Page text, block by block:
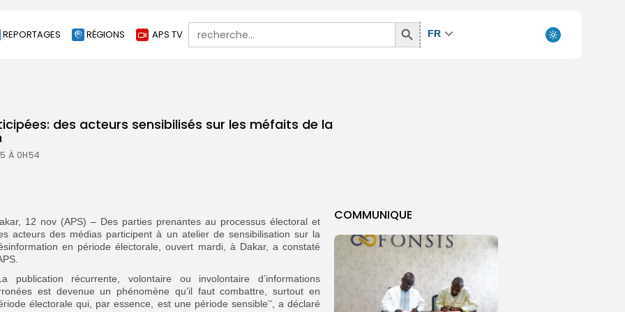
REPORTAGES RÉGIONS APS TV
Search
for:
Search
Button
FR
des acteurs sensibilisés sur les méfaits de la
À 0H54
COMMUNIQUE
12 nov (APS) – Des parties prenantes au processus électoral et
acteurs des médias participent à un atelier de sensibilisation sur la
en période électorale, ouvert mardi, à Dakar, a constaté
publication récurrente, volontaire ou involontaire d’informations
est devenue un phénomène qu’il faut combattre, surtout en
électorale qui, par essence, est une période sensible’’, a déclaré